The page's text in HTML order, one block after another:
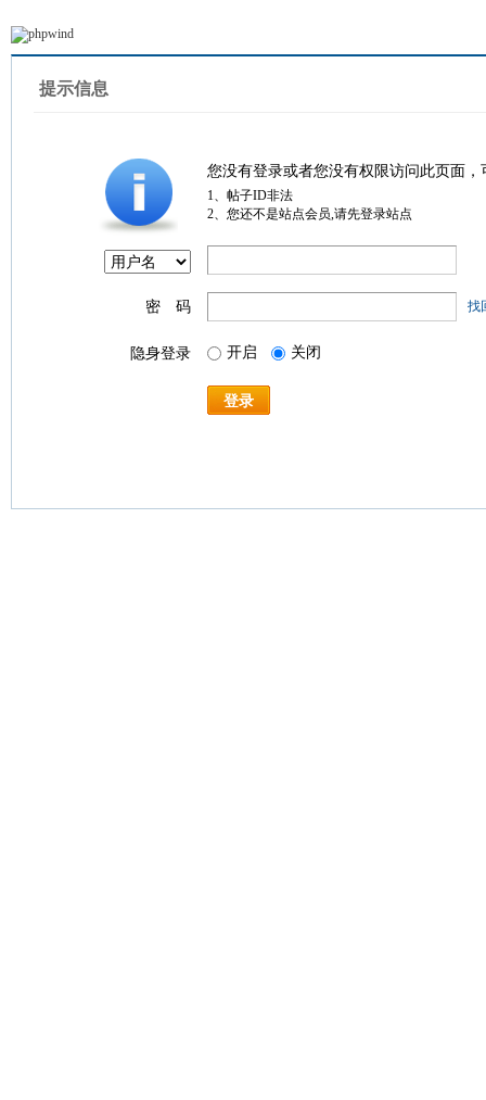
提示信息
您没有登录或者您没有权限访问此页面
1、帖子ID非法
2、您还不是站点会员,请先登录站点
密 码 找
隐身登录 开启 关闭
登录